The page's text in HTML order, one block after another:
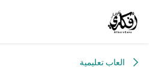
العاب تعليمية